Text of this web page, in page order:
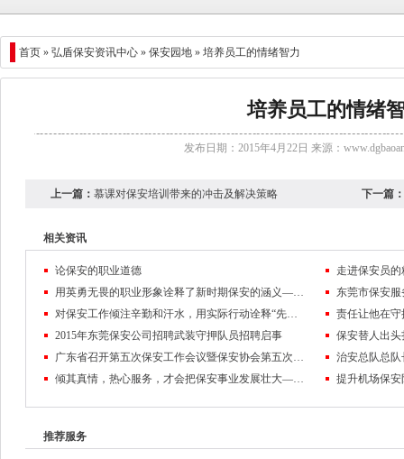
首页 » 弘盾保安资讯中心 » 保安园地 » 培养员工的情绪智力
培养员工的情绪
发布日期：2015年4月22日 来源：
上一篇： 慕课对保安培训带来的冲击及解决策略 下一篇：
相关资讯
论保安的职业道德
走进保安员
用英勇无畏的职业形象诠释了新时期保安的涵义——记东莞市保安服务公司保安员黄麒麟
对保安工作倾注辛勤和汗水，用实际行动诠释“先锋”的含义
2015年东莞保安公司招聘武装守押队员招聘启事
保安替人出
广东省召开第五次保安工作会议暨保安协会第五次会员代表大会
倾其真情，热心服务，才会把保安事业发展壮大——东莞保安公司队伍管理纪实
推荐服务